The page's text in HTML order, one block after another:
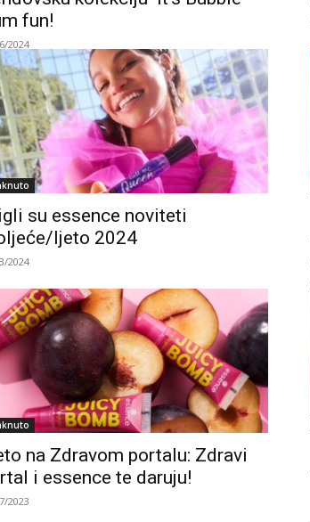
fun!
2024
su essence noviteti
ljeto 2024
2024
na Zdravom portalu: Zdravi
i essence te daruju!
2023